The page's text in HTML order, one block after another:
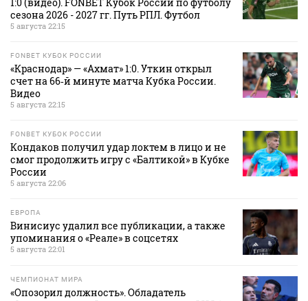
1:0 (видео). FONBET Кубок России по футболу
сезона 2026 - 2027 гг. Путь РПЛ. Футбол
5 августа 22:15
FONBET КУБОК РОССИИ
«Краснодар» — «Ахмат» 1:0. Уткин открыл
счет на 66‑й минуте матча Кубка России.
Видео
5 августа 22:15
FONBET КУБОК РОССИИ
Кондаков получил удар локтем в лицо и не
смог продолжить игру с «Балтикой» в Кубке
России
5 августа 22:06
ЕВРОПА
Винисиус удалил все публикации, а также
упоминания о «Реале» в соцсетях
5 августа 22:01
ЧЕМПИОНАТ МИРА
«Опозорил должность». Обладатель